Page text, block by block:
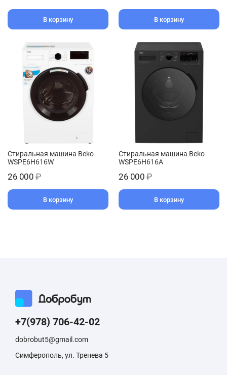
В корзину В корзину
Стиральная машина Beko
WSPE6H616W
26 000 ₽
В корзину
Стиральная машина Beko
WSPE6H616A
26 000 ₽
В корзину
+7(978) 706-42-02
dobrobut5@gmail.com
Симферополь, ул. Тренева 5